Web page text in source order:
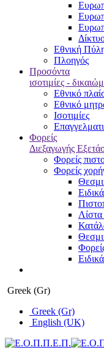
Εθνική
Πλοηγός
Προσόντα
ισοτιμίες -
Εθνικό
Εθνικό
Ισοτιμίες
Φορείς
Διεξαγωγής
Φορείς
Φορείς
Λίστα
Greek (Gr)
Greek (Gr)
English (UK)